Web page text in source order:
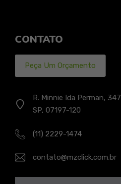
CONTATO
Peça Um Orçamento
R. Minnie Ida Perman,
SP, 07197-120
(11) 2229-1474
contato@mzclick.com.br